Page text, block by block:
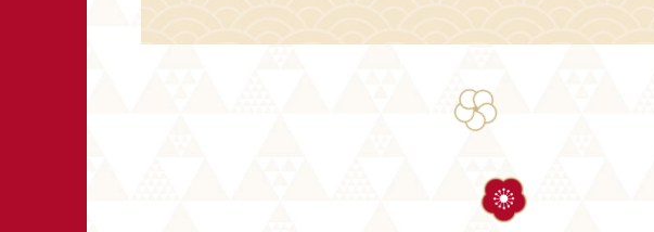
ている。
心に突き刺さり、今もなお多くのファンを生んでいる。
音楽活動開始から 5 年間、インターネット上にたくさんの楽
楽曲に合わせて踊るショート動画は日本全土に及ぶ一大ブー
満を辞して 2022 年 10 月 5 日にソニーミュージックからメジ